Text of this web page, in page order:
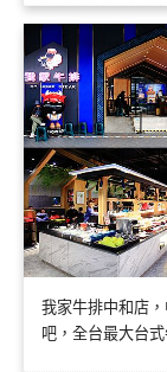
我家牛排中和店
吧，全台最大台